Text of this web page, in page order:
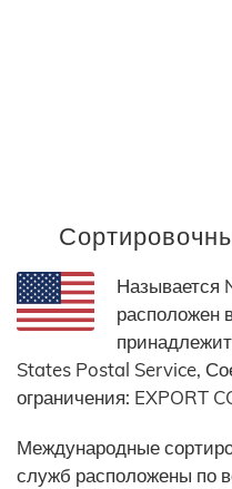
Называется
расположен
States Postal Service,
ограничения: EXPORT
Международные
служб расположены по